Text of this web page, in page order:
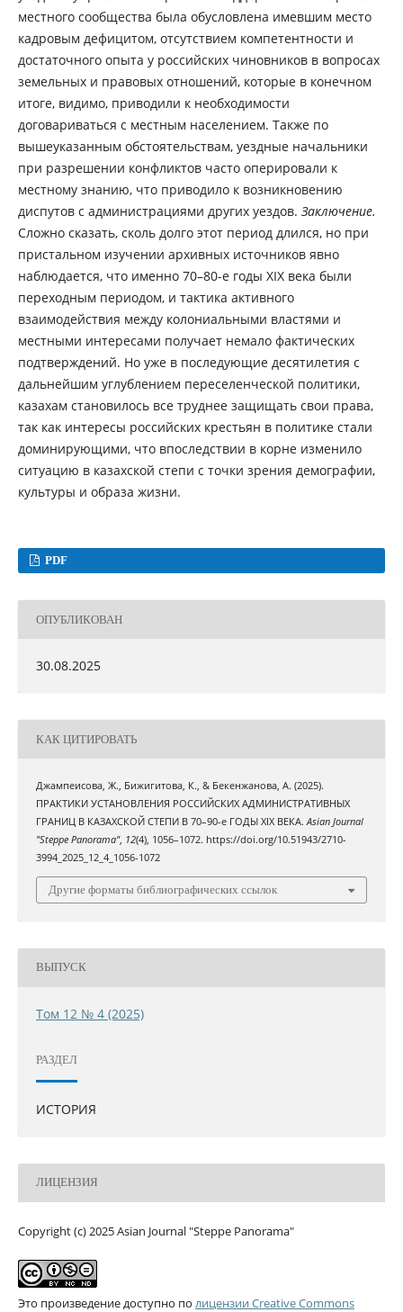
местного сообщества была обусловлена имевшим место
кадровым дефицитом, отсутствием компетентности и
достаточного опыта у российских чиновников в вопросах
земельных и правовых отношений, которые в конечном
итоге, видимо, приводили к необходимости
договариваться с местным населением. Также по
вышеуказанным обстоятельствам, уездные начальники
при разрешении конфликтов часто оперировали к
местному знанию, что приводило к возникновению
диспутов с администрациями других уездов. Заключение.
Cложно сказать, сколь долго этот период длился, но при
пристальном изучении архивных источников явно
наблюдается, что именно 70–80-е годы XIX века были
переходным периодом, и тактика активного
взаимодействия между колониальными властями и
местными интересами получает немало фактических
подтверждений. Но уже в последующие десятилетия с
дальнейшим углублением переселенческой политики,
казахам становилось все труднее защищать свои права,
так как интересы российских крестьян в политике стали
доминирующими, что впоследствии в корне изменило
ситуацию в казахской степи с точки зрения демографии,
культуры и образа жизни.
PDF
ОПУБЛИКОВАН
30.08.2025
КАК ЦИТИРОВАТЬ
Джампеисова, Ж., Бижигитова, К., & Бекенжанова, А. (2025).
ПРАКТИКИ УСТАНОВЛЕНИЯ РОССИЙСКИХ АДМИНИСТРАТИВНЫХ
ГРАНИЦ В КАЗАХСКОЙ СТЕПИ В 70–90-е ГОДЫ XIX ВЕКА.Asian Journal
"Steppe Panorama", 12(4), 1056–1072. https://doi.org/10.51943/2710-
3994_2025_12_4_1056-1072
Другие форматы библиографических ссылок
ВЫПУСК
Том 12 № 4 (2025)
РАЗДЕЛ
ИСТОРИЯ
ЛИЦЕНЗИЯ
Copyright (c) 2025 Asian Journal "Steppe Panorama"
Это произведение доступно по лицензии Creative Commons